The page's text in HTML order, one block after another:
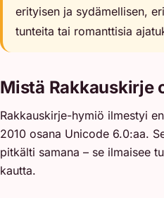
erityisen ja sydämellisen,
tunteita tai romanttisia
Mistä Rakkauskirje
Rakkauskirje-hymiö ilmestyi
2010 osana Unicode 6.0:aa.
pitkälti samana – se ilmaisee
kautta.